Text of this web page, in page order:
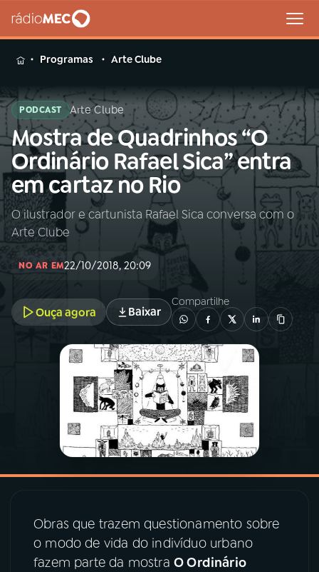
MENU
Buscar
na
Rádio
MEC
Buscar
Início AO VIVO
01INÍCIO
A RÁDIO
PROGRAMAÇÃO
PROGRAMAS
PODCASTS
07ÚLTIMAS
Programas Arte Clube
PODCAST Arte Clube
Mostra de Quadrinhos “O
Ordinário Rafael Sica” entra
em cartaz no Rio
O ilustrador e cartunista Rafael Sica conversa com o
Arte Clube
NO AR EM22/10/2018, 20:09
Ouça agora Baixar
Compartilhe
Obras que trazem questionamento sobre
o modo de vida do indivíduo urbano
fazem parte da mostra O Ordinário